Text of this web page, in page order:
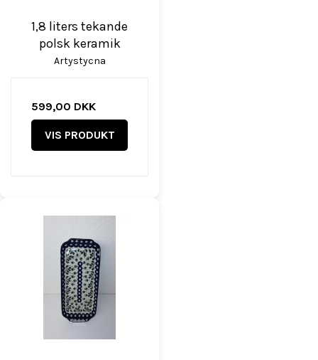
1,8 liters tekande
polsk keramik
Artystycna
599,00 DKK
VIS PRODUKT